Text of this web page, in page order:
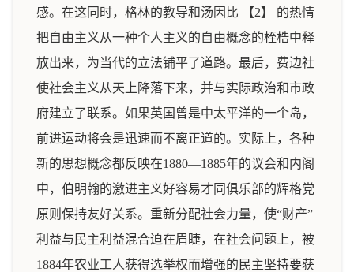
感。在这同时，格林的教导和汤因比 【2】 的热情
把自由主义从一种个人主义的自由概念的桎梏中释
放出来，为当代的立法铺平了道路。最后，费边社
使社会主义从天上降落下来，并与实际政治和市政
府建立了联系。如果英国曾是中太平洋的一个岛，
前进运动将会是迅速而不离正道的。实际上，各种
新的思想概念都反映在1880—1885年的议会和内阁
中，伯明翰的激进主义好容易才同俱乐部的辉格党
原则保持友好关系。重新分配社会力量，使“财产”
利益与民主利益混合迫在眉睫，在社会问题上，被
1884年农业工人获得选举权而增强的民主坚持要获